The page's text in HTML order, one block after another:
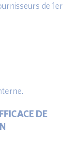
de 1er
DE